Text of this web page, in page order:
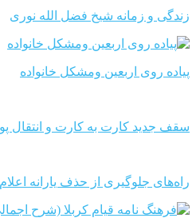
زندگی و زمانه شیخ فضل الله نوری
پیاده روی اربعین ومشکل خانواده
سقف جدید کارت به کارت و انتقال
راه‌های جلوگیری از حذف یارانه